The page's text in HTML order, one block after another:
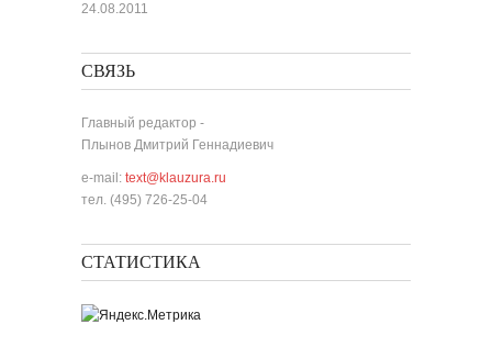
24.08.2011
СВЯЗЬ
Главный редактор -
Плынов Дмитрий Геннадиевич
e-mail: text@klauzura.ru
тел. (495) 726-25-04
СТАТИСТИКА